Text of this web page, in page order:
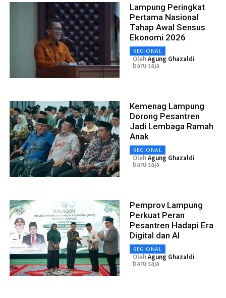
Lampung Peringkat
Pertama Nasional
Tahap Awal Sensus
Ekonomi 2026
REGIONAL
OlehAgung Ghazaldi
baru saja
Kemenag Lampung
Dorong Pesantren
Jadi Lembaga Ramah
Anak
REGIONAL
OlehAgung Ghazaldi
baru saja
Pemprov Lampung
Perkuat Peran
Pesantren Hadapi Era
Digital dan AI
REGIONAL
OlehAgung Ghazaldi
baru saja